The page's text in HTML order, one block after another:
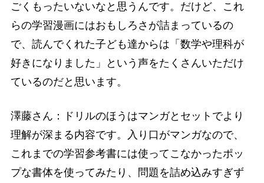
ごくもったいないなと思うんです。だけど、これ
らの学習漫画にはおもしろさが詰まっているの
で、読んでくれた子ども達からは「数学や理科が
好きになりました」という声をたくさんいただけ
ているのだと思います。
澤藤さん：ドリルのほうはマンガとセットでより
理解が深まる内容です。入り口がマンガなので、
これまでの学習参考書には使ってこなかったポッ
プな書体を使ってみたり、問題を詰め込みすぎず